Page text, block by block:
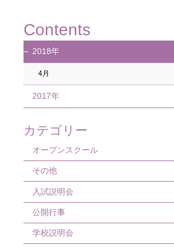
Contents
2018年
4月
2017年
カテゴリー
オープンスクール
その他
入試説明会
公開行事
学校説明会